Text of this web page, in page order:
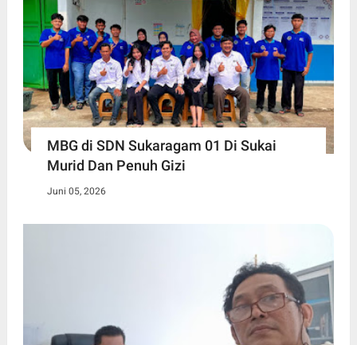
MBG di SDN Sukaragam 01 Di Sukai
Murid Dan Penuh Gizi
Juni 05, 2026